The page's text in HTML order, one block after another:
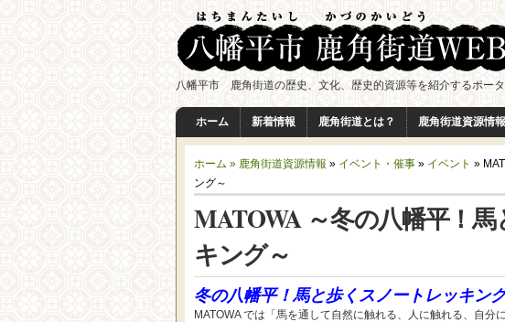
八幡平市 鹿角街道の歴史、文化、歴史的資源等を紹介するポータ
ホーム 新着情報 鹿角街道とは？ 鹿角街道資源情報
ホーム » 鹿角街道資源情報 » イベント・催事 » イベント »
ング～
MATOWA ～冬の八幡平！
キング～
冬の八幡平！馬と歩くスノートレッキン
MATOWA では「馬を通して自然に触れる、人に触れる、自分